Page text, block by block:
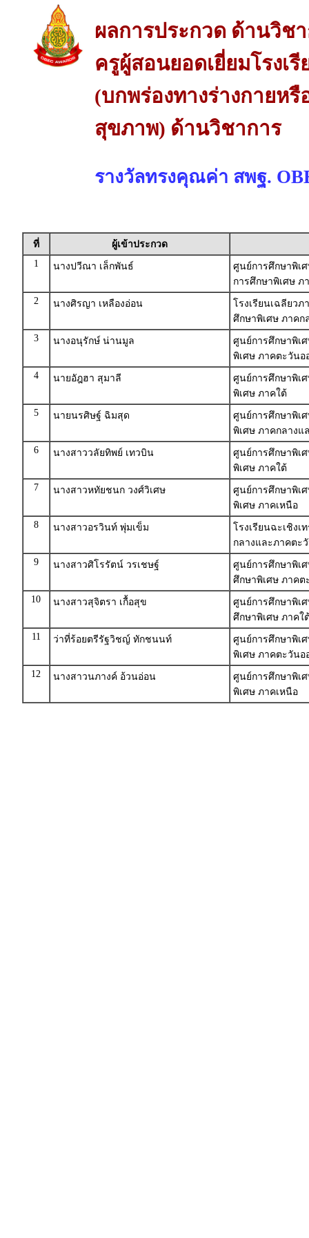
ผลการประกวด ด้านวิช
ครูผู้สอนยอดเยี่ยมโรงเ
(บกพร่องทางร่างกายห
สุขภาพ) ด้านวิชาการ
รางวัลทรงคุณค่า สพฐ.
ที่
ผู้เข้าประกวด
1
นางปวีณา เล็กพันธ์
ศูนย์การศึกษาพิเ
การศึกษาพิเศษ ภ
2
นางศิรญา เหลืองอ่อน
โรงเรียนเฉลียว
ศึกษาพิเศษ ภาคก
3
นางอนุรักษ์ น่านมูล
ศูนย์การศึกษาพิเ
พิเศษ ภาคตะวันอ
4
นายอัฎฮา สุมาลี
ศูนย์การศึกษาพิเ
พิเศษ ภาคใต้
5
นายนรศิษฐ์ ฉิมสุด
ศูนย์การศึกษาพิเ
พิเศษ ภาคกลางแ
6
นางสาววลัยทิพย์ เทวบิน
ศูนย์การศึกษาพิเ
พิเศษ ภาคใต้
7
นางสาวหทัยชนก วงศ์วิเศษ
ศูนย์การศึกษาพิเ
พิเศษ ภาคเหนือ
8
นางสาวอรวินท์ พุ่มเข็ม
โรงเรียนฉะเชิง
กลางและภาคตะ
9
นางสาวศิโรรัตน์ วรเชษฐ์
ศูนย์การศึกษาพิเ
ศึกษาพิเศษ ภาคต
10
นางสาวสุจิตรา เกื้อสุข
ศูนย์การศึกษาพิเ
ศึกษาพิเศษ ภาคใ
11
ว่าที่ร้อยตรีรัฐวิชญ์ ทักชนนท์
ศูนย์การศึกษาพิเ
พิเศษ ภาคตะวันอ
12
นางสาวนภางค์ อ้วนอ่อน
ศูนย์การศึกษาพิเ
พิเศษ ภาคเหนือ